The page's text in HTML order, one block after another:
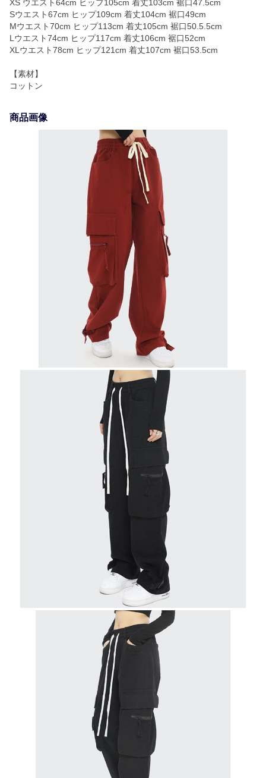
XS ウエスト64cm ヒップ105cm 着丈103cm 裾口47.5cm
Sウエスト67cm ヒップ109cm 着丈104cm 裾口49cm
Mウエスト70cm ヒップ113cm 着丈105cm 裾口50.5.5cm
Lウエスト74cm ヒップ117cm 着丈106cm 裾口52cm
XLウエスト78cm ヒップ121cm 着丈107cm 裾口53.5cm
【素材】
コットン
商品画像